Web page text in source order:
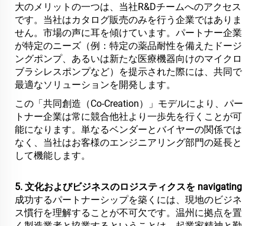
大のメリットの一つは、当社R&Dチームへのアクセス
です。当社はカタログ販売のみを行う企業ではありま
せん。市場の声に耳を傾けています。パートナー企業
が特定のニーズ（例：特定の薬品耐性を備えたドージ
ングポンプ、あるいは新たな医療機器向けのマイクロ
ブラシレスポンプなど）を提示された際には、共同で
最適なソリューションを開発します。
この「共同創造（Co-Creation）」モデルにより、パー
トナー企業は常に競合他社より一歩先を行くことが可
能になります。単なるベンダーとバイヤーの関係では
なく、当社はお客様のエンジニアリング部門の延長と
して機能します。
5. 文化およびビジネスのロジスティクスを navigating
成功するパートナーシップを築くには、現地のビジネ
ス慣行を理解することが不可欠です。温州に拠点を置